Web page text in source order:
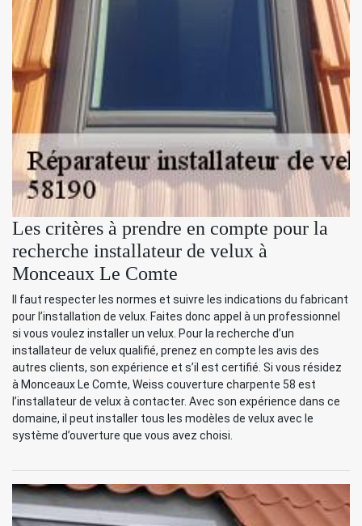
Les critères à prendre en compte pour la
recherche installateur de velux à
Monceaux Le Comte
Il faut respecter les normes et suivre les indications du fabricant
pour l’installation de velux. Faites donc appel à un professionnel
si vous voulez installer un velux. Pour la recherche d’un
installateur de velux qualifié, prenez en compte les avis des
autres clients, son expérience et s’il est certifié. Si vous résidez
à Monceaux Le Comte, Weiss couverture charpente 58 est
l’installateur de velux à contacter. Avec son expérience dans ce
domaine, il peut installer tous les modèles de velux avec le
système d’ouverture que vous avez choisi.